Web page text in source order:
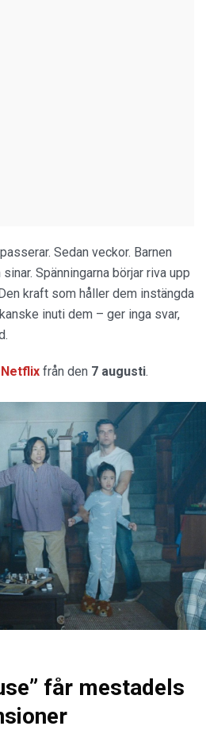
Sedan veckor. Barnen
Spänningarna börjar riva upp
kraft som håller dem instängda
inuti dem – ger inga svar,
Netflix från den 7 augusti.
får mestadels